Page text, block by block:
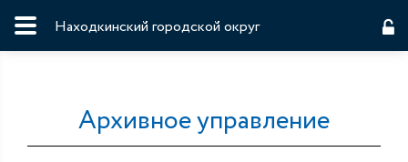
Находкинский городской округ
Архивное управление